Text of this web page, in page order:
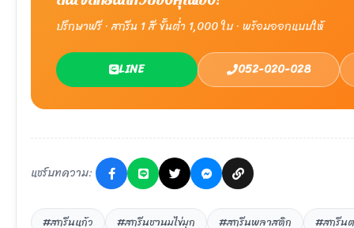
ปรึกษาฟรี · สกรีน 1 สี ขั้นต่ำ 1,000 ใบ · พร้อมออกแบบให้
LINE 052-020-028
แชร์บทความ:
#สกรีนแก้ว #สกรีนชานมไข่มุก #สกรีนพลาสติก
#สกรีน